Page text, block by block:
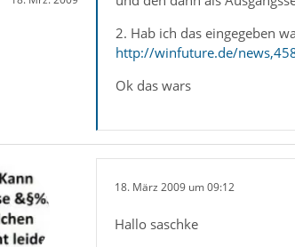
2. Hab ich das eingegeben
http://winfuture.de/
Ok das wars
18. März 2009 um 09:12
Hallo saschke